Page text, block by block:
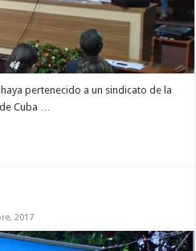
pertenecido a un sindicato de la
Cuba …
2017